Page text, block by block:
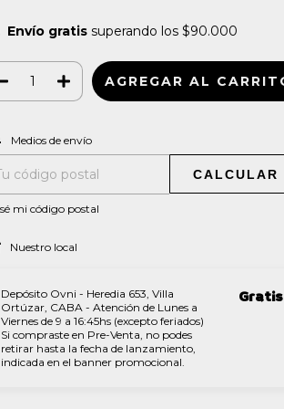
Envío gratis superando los $90.000
para el CP:
Medios de envío
CALCULAR
mi código postal
Nuestro local
Depósito Ovni - Heredia 653, Villa
Ortúzar, CABA - Atención de Lunes a
Viernes de 9 a 16:45hs (excepto feriados)
Si compraste en Pre-Venta, no podes
retirar hasta la fecha de lanzamiento,
indicada en el banner promocional.
Gratis